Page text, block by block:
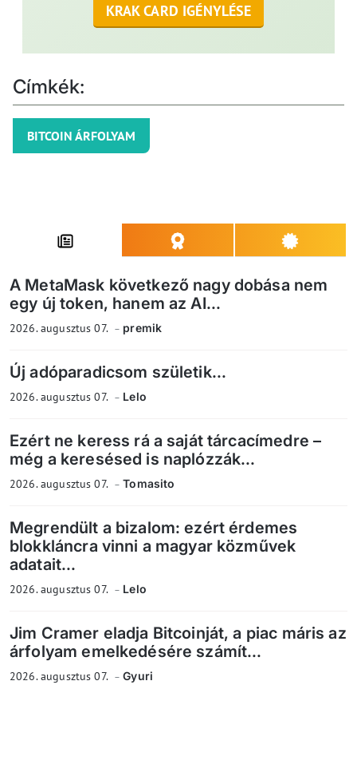
KRAK CARD IGÉNYLÉSE
Címkék:
BITCOIN ÁRFOLYAM
A MetaMask következő nagy dobása nem
egy új token, hanem az AI...
2026. augusztus 07. premik
Új adóparadicsom születik...
2026. augusztus 07. Lelo
Ezért ne keress rá a saját tárcacímedre –
még a keresésed is naplózzák...
2026. augusztus 07. Tomasito
Megrendült a bizalom: ezért érdemes
blokkláncra vinni a magyar közművek
adatait...
2026. augusztus 07. Lelo
Jim Cramer eladja Bitcoinját, a piac máris az
árfolyam emelkedésére számít...
2026. augusztus 07. Gyuri